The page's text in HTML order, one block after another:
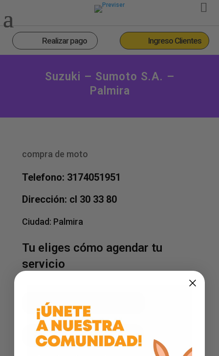
Realizar pago Ingreso Clientes
Suzuki – Sumoto S.a. –
Palmira
compra de moto
Telefono: 3174051951
Dirección: cl 30 33 80
Ciudad: Palmira
Tu eliges cómo agendar tu
servicio
Agenda por WhatsApp
Facebook